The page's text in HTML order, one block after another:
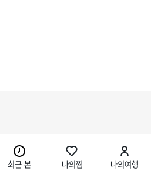
최근 본 나의찜 나의여행